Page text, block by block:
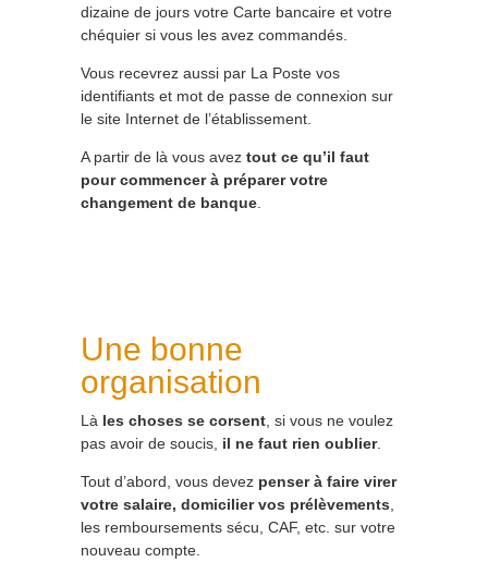
dizaine de jours votre Carte bancaire et votre
chéquier si vous les avez commandés.
Vous recevrez aussi par La Poste vos
identifiants et mot de passe de connexion sur
le site Internet de l’établissement.
A partir de là vous avez tout ce qu’il faut
pour commencer à préparer votre
changement de banque.
Une bonne
organisation
Là les choses se corsent, si vous ne voulez
pas avoir de soucis, il ne faut rien oublier.
Tout d’abord, vous devez penser à faire virer
votre salaire, domicilier vos prélèvements,
les remboursements sécu, CAF, etc. sur votre
nouveau compte.